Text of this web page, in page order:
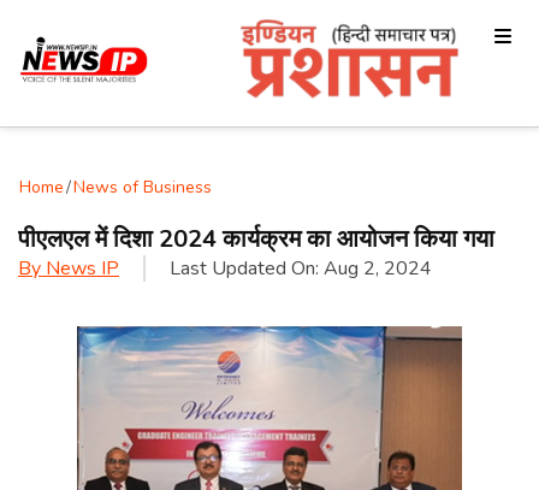
Home/News of Business
पीएलएल में दिशा 2024 कार्यक्रम का आयोजन किया गया
By News IP Last Updated On: Aug 2, 2024